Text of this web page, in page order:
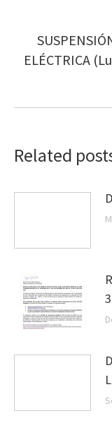
ELÉCTRICA
Related